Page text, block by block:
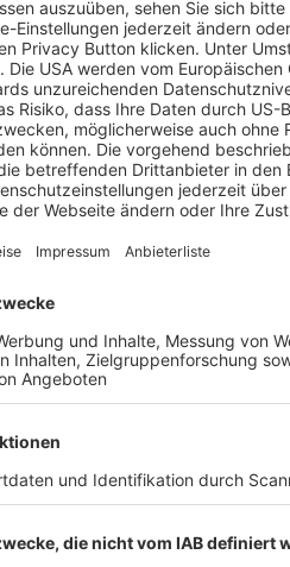
in der
in der Krozinger
zwischen mehreren
in ein Krankenhaus
mögliche Zeugen, sich unter